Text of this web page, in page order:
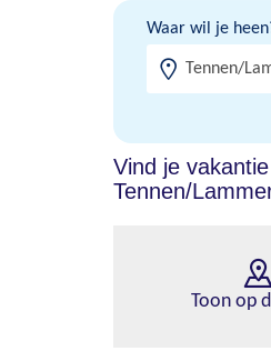
Waar wil je
Vind je
Tennen/
Toon op